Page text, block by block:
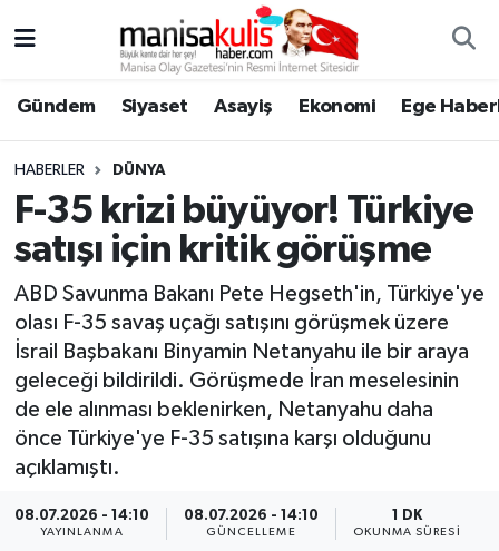
Gündem Siyaset Asayiş Ekonomi Ege
HABERLER DÜNYA
F-35 krizi büyüyor! Türkiye
satışı için kritik görüşme
ABD Savunma Bakanı Pete Hegseth'in, Türkiye'ye
olası F-35 savaş uçağı satışını görüşmek üzere
İsrail Başbakanı Binyamin Netanyahu ile bir araya
geleceği bildirildi. Görüşmede İran meselesinin
de ele alınması beklenirken, Netanyahu daha
önce Türkiye'ye F-35 satışına karşı olduğunu
açıklamıştı.
08.07.2026 - 14:10
YAYINLANMA
08.07.2026 - 14:10
GÜNCELLEME
1 DK
OKUNMA SÜRESI
Ege Haberleri
Ekonomi
Genel
Gündem
Resmi İlan
Spor
Türkiye
Yunusemre Hava Durumu
Yunusemre Trafik Yoğunluk Haritası
Süper Lig Puan Durumu ve Fikstür
Tüm Manşetler
Son Dakika Haberleri